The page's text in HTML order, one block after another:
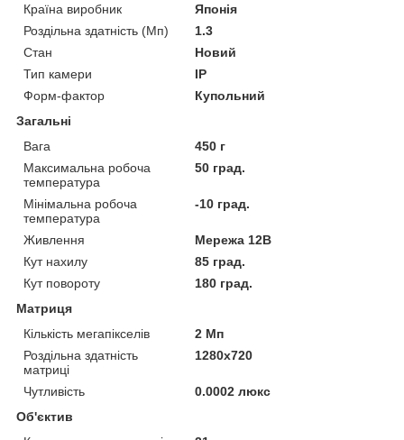
Країна виробник
Японія
Роздільна здатність (Мп)
1.3
Стан
Новий
Тип камери
IP
Форм-фактор
Купольний
Загальні
Вага
450 г
Максимальна робоча
температура
50 град.
Мінімальна робоча
температура
-10 град.
Живлення
Мережа 12В
Кут нахилу
85 град.
Кут повороту
180 град.
Матриця
Кількість мегапікселів
2 Мп
Роздільна здатність
матриці
1280x720
Чутливість
0.0002 люкс
Об'єктив